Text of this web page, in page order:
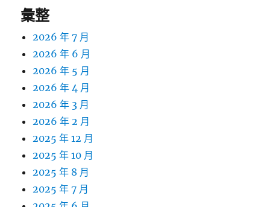
彙整
2026 年 7 月
2026 年 6 月
2026 年 5 月
2026 年 4 月
2026 年 3 月
2026 年 2 月
2025 年 12 月
2025 年 10 月
2025 年 8 月
2025 年 7 月